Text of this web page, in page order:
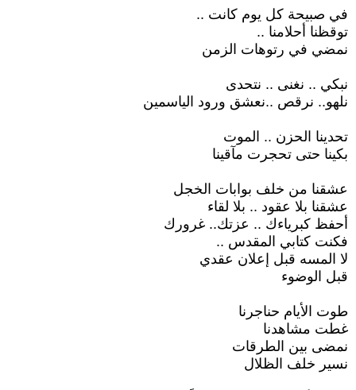
في صبيحة كل يوم كانت ..
توقظنا أحلامنا ..
نمضي في رتوهات الزمن
نبكي .. نغنى .. نتحدى
نلهو.. نرقص ..نعشق ورود الياسمين
تحدينا الحزن .. الموت
بكينا حتى تحجرت مآقينا
عشقنا من خلف بوابات الخجل
عشقنا بلا عقود .. بلا لقاء
أحفظ كبرياءك .. عزتك.. غرورك
فكنت كتابي المقدس ..
لا المسه قبل إعلان عقدي
قبل الوضوء
طوت الأيام حناجرنا
غطت مشاهدنا
نمضى بين الطرقات
نسير خلف الظلال